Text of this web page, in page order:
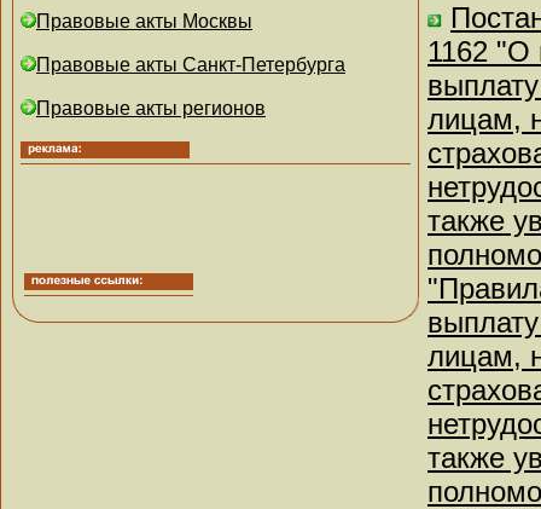
Правовые акты Москвы
Правовые акты Санкт-Петербурга
Правовые акты регионов
1162 "О
лицам,
также
лицам,
также